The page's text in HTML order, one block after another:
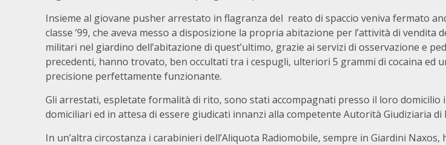
Insieme al giovane pusher arrestato in flagranza del reato di spaccio veniva fermato
classe ’99, che aveva messo a disposizione la propria abitazione per l’attività di vendita
militari nel giardino dell’abitazione di quest’ultimo, grazie ai servizi di osservazione e
precedenti, hanno trovato, ben occultati tra i cespugli, ulteriori 5 grammi di cocaina ed
precisione perfettamente funzionante.
Gli arrestati, espletate formalità di rito, sono stati accompagnati presso il loro domicilio
domiciliari ed in attesa di essere giudicati innanzi alla competente Autorità Giudiziaria di
In un’altra circostanza i carabinieri dell’Aliquota Radiomobile, sempre in Giardini